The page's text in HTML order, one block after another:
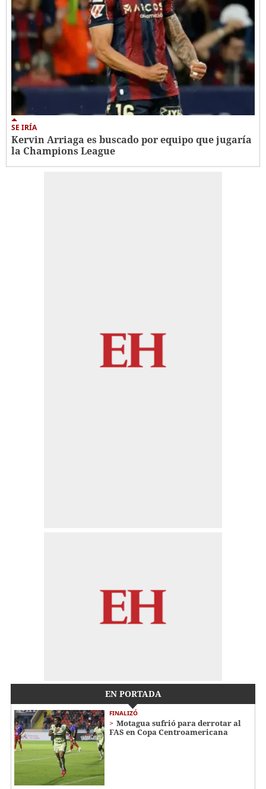
SE IRÍA
Kervin Arriaga es buscado por equipo que jugaría
la Champions League
EN PORTADA
FINALIZÓ
Motagua sufrió para derrotar al
FAS en Copa Centroamericana